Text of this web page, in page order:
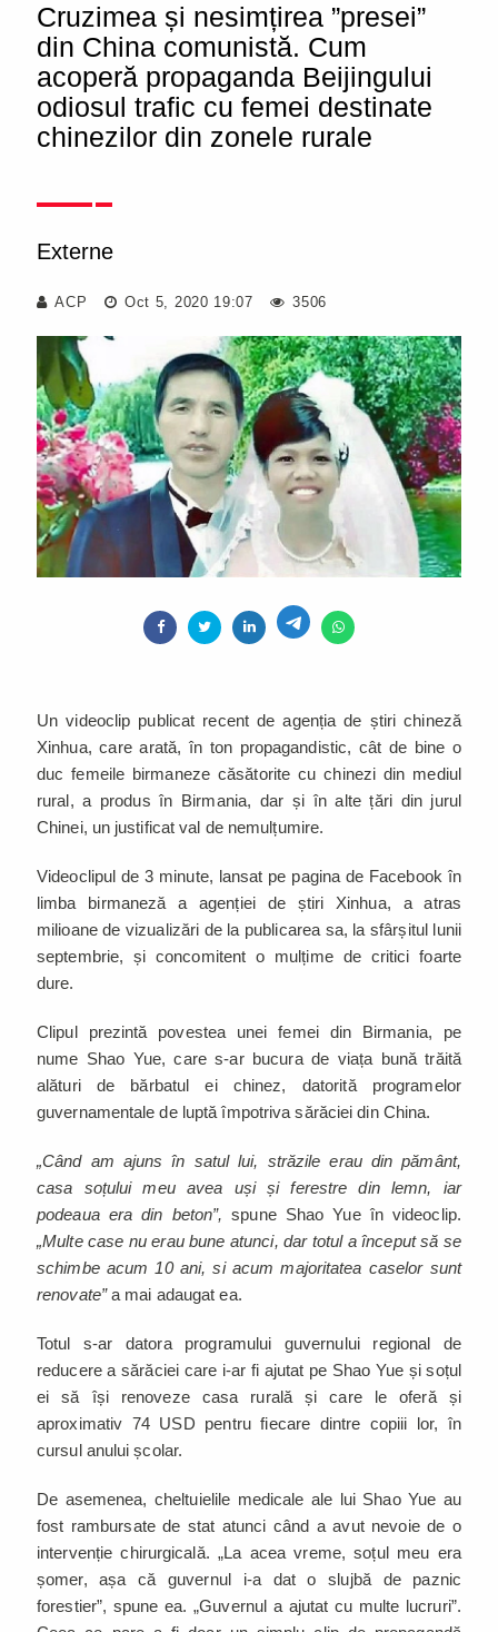
Cruzimea și nesimțirea ”presei”
din China comunistă. Cum
acoperă propaganda Beijingului
odiosul trafic cu femei destinate
chinezilor din zonele rurale
Externe
ACP Oct 5, 2020 19:07 3506
Un videoclip publicat recent de agenția de știri chineză
Xinhua, care arată, în ton propagandistic, cât de bine o
duc femeile birmaneze căsătorite cu chinezi din mediul
rural, a produs în Birmania, dar și în alte țări din jurul
Chinei, un justificat val de nemulțumire.
Videoclipul de 3 minute, lansat pe pagina de Facebook în
limba birmaneză a agenției de știri Xinhua, a atras
milioane de vizualizări de la publicarea sa, la sfârșitul lunii
septembrie, și concomitent o mulțime de critici foarte
dure.
Clipul prezintă povestea unei femei din Birmania, pe
nume Shao Yue, care s-ar bucura de viața bună trăită
alături de bărbatul ei chinez, datorită programelor
guvernamentale de luptă împotriva sărăciei din China.
„Când am ajuns în satul lui, străzile erau din pământ,
casa soțului meu avea uși și ferestre din lemn, iar
podeaua era din beton”, spune Shao Yue în videoclip.
„Multe case nu erau bune atunci, dar totul a început să se
schimbe acum 10 ani, si acum majoritatea caselor sunt
renovate”a mai adaugat ea.
Totul s-ar datora programului guvernului regional de
reducere a sărăciei care i-ar fi ajutat pe Shao Yue și soțul
ei să își renoveze casa rurală și care le oferă și
aproximativ 74 USD pentru fiecare dintre copiii lor, în
cursul anului școlar.
De asemenea, cheltuielile medicale ale lui Shao Yue au
fost rambursate de stat atunci când a avut nevoie de o
intervenție chirurgicală. „La acea vreme, soțul meu era
șomer, așa că guvernul i-a dat o slujbă de paznic
forestier”, spune ea. „Guvernul a ajutat cu multe lucruri”.